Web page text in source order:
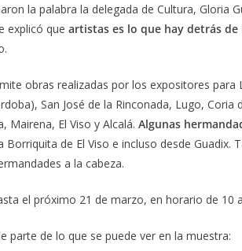
la palabra la delegada de Cultura, Gloria
explicó que artistas es lo que hay detrás de
obras realizadas por los expositores para
San José de la Rinconada, Lugo,
Mairena, El Viso y Alcalá. Algunas
Borriquita de El Viso e incluso desde Guadix.
a la cabeza.
el próximo 21 de marzo, en horario de 10
parte de lo que se puede ver en la muestra: